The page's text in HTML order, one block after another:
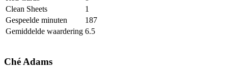
Clean Sheets
1
Gespeelde minuten
187
Gemiddelde waardering 6.5
Ché Adams